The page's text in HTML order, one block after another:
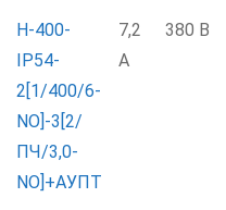
Н-400-
IP54-
2[1/400/6-
NO]-3[2/
ПЧ/3,0-
NO]+АУПТ
7,2
А
380 В